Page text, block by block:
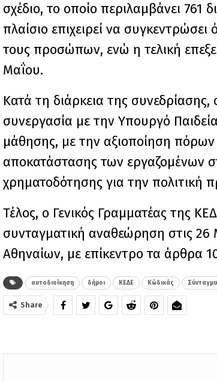
σχέδιο, το οποίο περιλαμβάνει 761
πλαίσιο επιχειρεί να
τους προσώπων, ενώ η τελική
Μαΐου.
Κατά τη διάρκεια της
συνεργασία με την Υπουργό
μάθησης, με την αξιοποίηση
αποκατάστασης των εργαζομένων
χρηματοδότησης για την πολιτική
Τέλος, ο Γενικός Γραμματέας της
συνταγματική αναθεώρηση στις
Αθηναίων, με επίκεντρο τα άρθρα
αυτοδιοίκηση δήμοι ΚΕΔΕ Κώδικάς Σύνταγμα
Share